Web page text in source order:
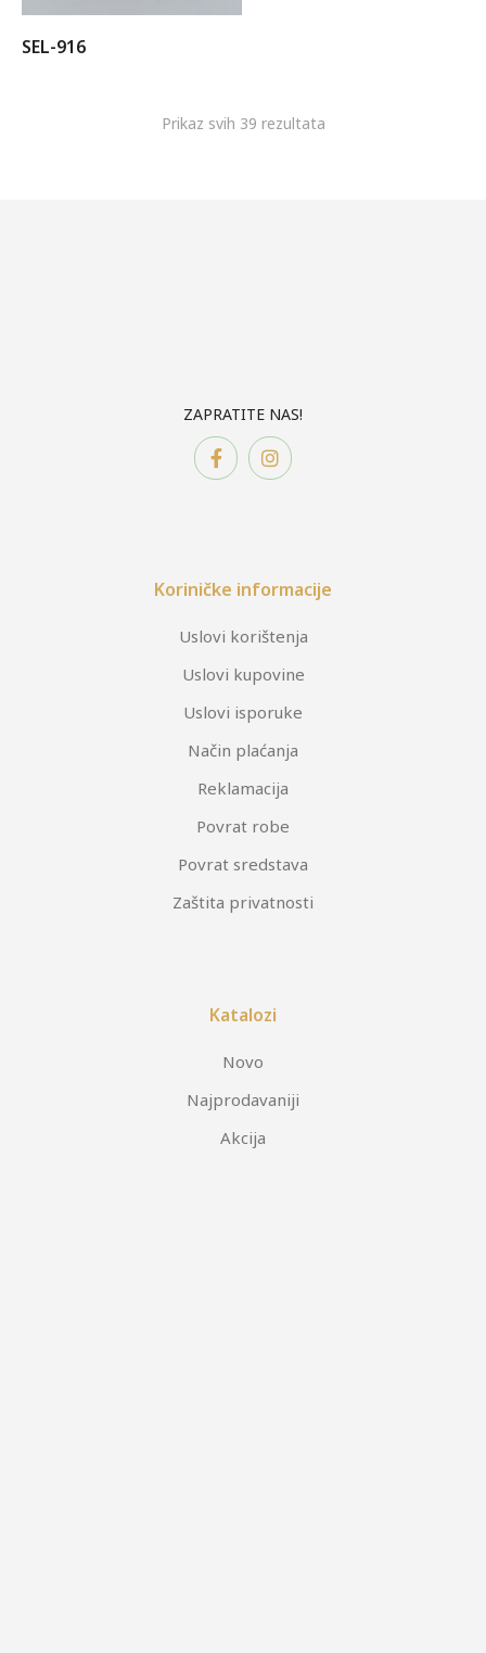
SEL-916
Prikaz svih 39 rezultata
ZAPRATITE NAS!
Koriničke informacije
Uslovi korištenja
Uslovi kupovine
Uslovi isporuke
Način plaćanja
Reklamacija
Povrat robe
Povrat sredstava
Zaštita privatnosti
Katalozi
Novo
Najprodavaniji
Akcija